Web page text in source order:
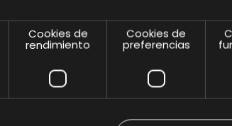
RELATED
Cookies de
rendimiento
Cookies de
preferencias